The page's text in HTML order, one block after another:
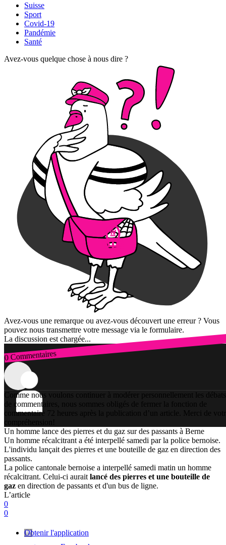
Suisse
Sport
Covid-19
Pandémie
Santé
Avez-vous quelque chose à nous dire ?
Avez-vous une remarque ou avez-vous découvert une erreur ? Vous
pouvez nous transmettre votre message via le formulaire.
La discussion est chargée...
0 Commentaires
Connexion
Comme nous voulons continuer à modérer personnellement les débats
de commentaires, nous sommes obligés de fermer la fonction de
commentaire 72 heures après la publication d’un article. Merci de
compréhension!
Un homme lance des pierres et du gaz sur des passants à Berne
Un homme récalcitrant a été interpellé samedi par la police bernoise.
L'individu lançait des pierres et une bouteille de gaz en direction des
passants.
La police cantonale bernoise a interpellé samedi matin un homme
récalcitrant. Celui-ci aurait lancé des pierres et une bouteille de
gaz en direction de passants et d'un bus de ligne.
L’article
0
0
Obtenir l'application